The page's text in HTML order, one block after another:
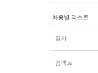
차종별 리스트
경차
컴팩트